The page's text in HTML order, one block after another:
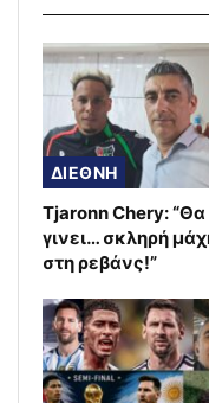
ΔΙΕΘΝΗ
Tjaronn Chery: “Θα
γινει… σκληρή
στη ρεβάνς!”